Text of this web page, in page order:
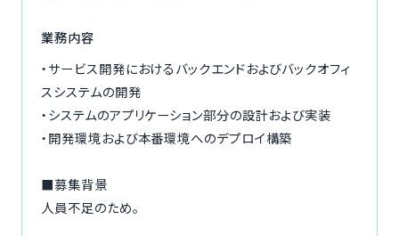
コーディネーター紹介
イベント/マガジン
法人の方
業務内容
・サービス開発におけるバックエンドおよびバックオフィ
スシステムの開発
・システムのアプリケーション部分の設計および実装
・開発環境および本番環境へのデプロイ構築
■募集背景
人員不足のため。